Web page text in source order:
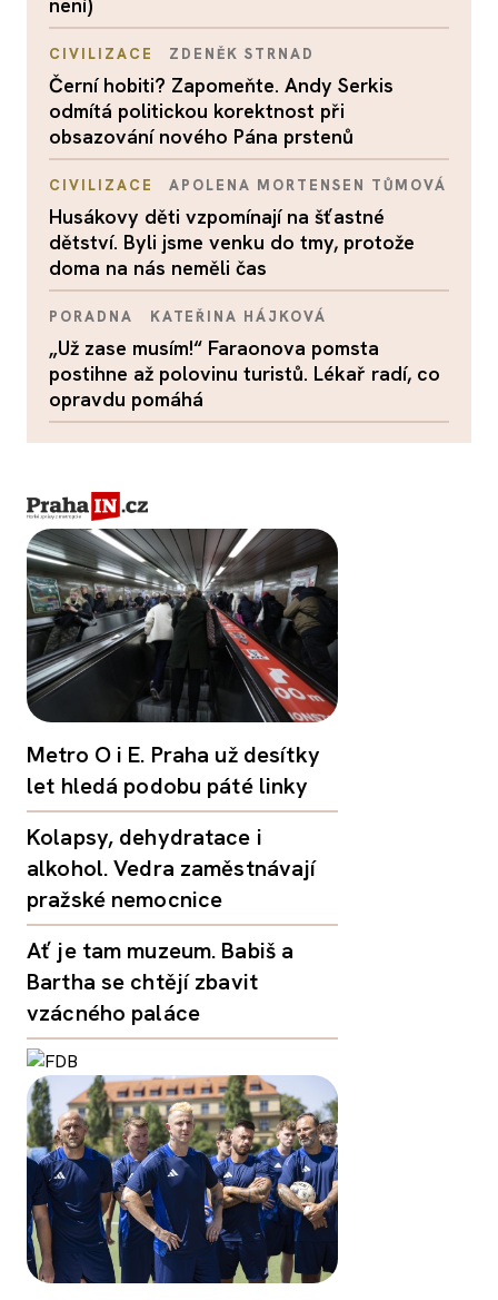
CIVILIZACE ZDENĚK STRNAD
Černí hobiti? Zapomeňte. Andy Serkis
odmítá politickou korektnost při
obsazování nového Pána prstenů
CIVILIZACE APOLENA MORTENSEN TŮMOVÁ
Husákovy děti vzpomínají na šťastné
dětství. Byli jsme venku do tmy, protože
doma na nás neměli čas
PORADNA KATEŘINA HÁJKOVÁ
„Už zase musím!“ Faraonova pomsta
postihne až polovinu turistů. Lékař radí, co
opravdu pomáhá
Metro O i E. Praha už desítky
let hledá podobu páté linky
Kolapsy, dehydratace i
alkohol. Vedra zaměstnávají
pražské nemocnice
Ať je tam muzeum. Babiš a
Bartha se chtějí zbavit
vzácného paláce